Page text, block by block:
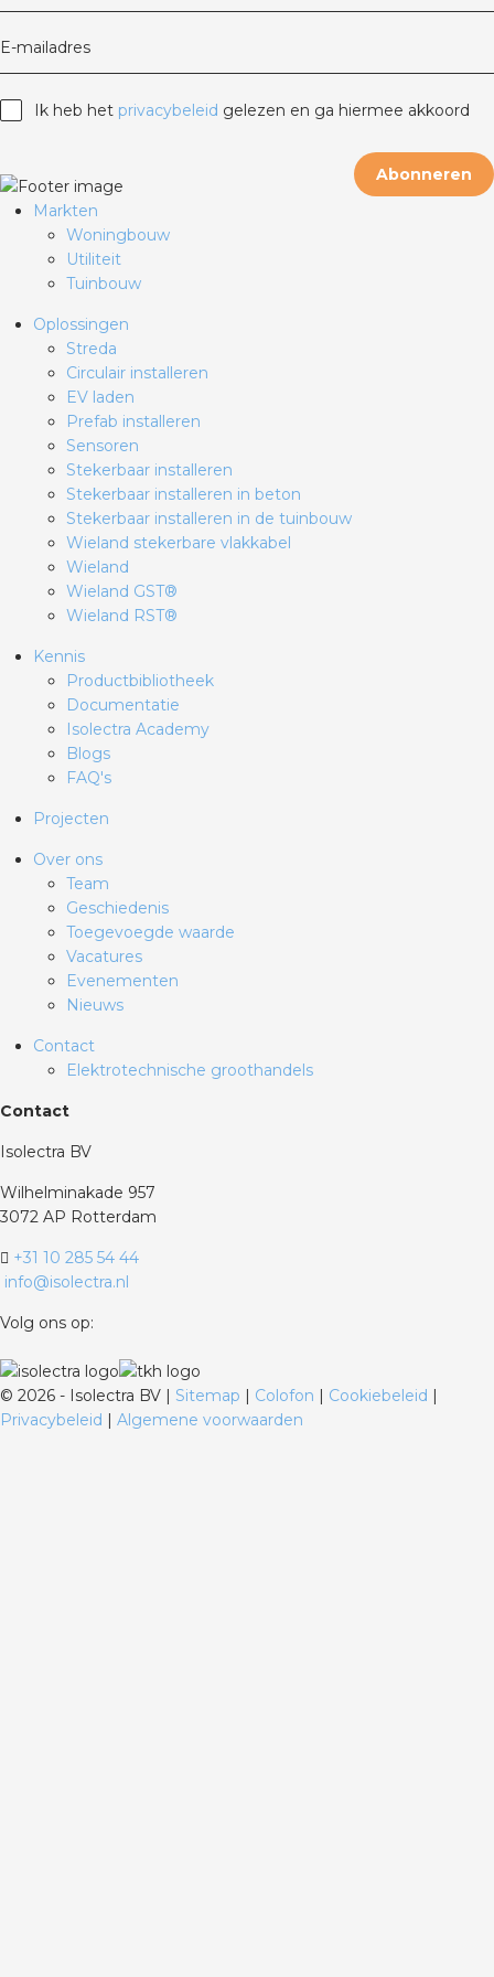
E-mailadres
Ik heb het privacybeleid gelezen en ga hiermee akkoord
Abonneren
Markten
Woningbouw
Utiliteit
Tuinbouw
Oplossingen
Streda
Circulair installeren
EV laden
Prefab installeren
Sensoren
Stekerbaar installeren
Stekerbaar installeren in beton
Stekerbaar installeren in de tuinbouw
Wieland stekerbare vlakkabel
Wieland
Wieland GST®
Wieland RST®
Kennis
Productbibliotheek
Documentatie
Isolectra Academy
Blogs
FAQ's
Projecten
Over ons
Team
Geschiedenis
Toegevoegde waarde
Vacatures
Evenementen
Nieuws
Contact
Elektrotechnische groothandels
Contact
Isolectra BV
Wilhelminakade 957
3072 AP Rotterdam
+31 10 285 54 44
info@isolectra.nl
Volg ons op:
© 2026 - Isolectra BV | Sitemap | Colofon | Cookiebeleid |
Privacybeleid | Algemene voorwaarden